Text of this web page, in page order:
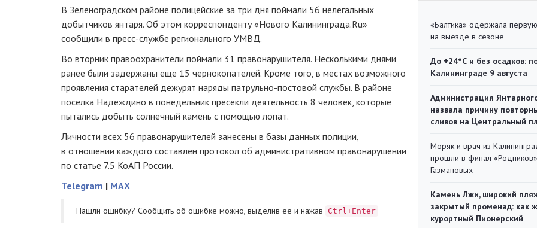
В Зеленоградском районе полицейские за три дня поймали 56 нелегальных
добытчиков янтаря. Об этом корреспонденту «Нового Калининграда.Ru»
сообщили в пресс-службе регионального УМВД.
Во вторник правоохранители поймали 31 правонарушителя. Несколькими днями
ранее были задержаны еще 15 чернокопателей. Кроме того, в местах возможного
проявления старателей дежурят наряды патрульно-постовой службы. В районе
поселка Надеждино в понедельник пресекли деятельность 8 человек, которые
пытались добыть солнечный камень с помощью лопат.
Личности всех 56 правонарушителей занесены в базы данных полиции,
в отношении каждого составлен протокол об административном правонарушении
по статье 7.5 КоАП России.
Telegram | MAX
Нашли ошибку? Cообщить об ошибке можно, выделив ее и нажав Ctrl+Enter
«Балтика» одержала
на выезде в сезоне
До +24°С и без осадков:
Калининграде 9 августа
Администрация
назвала причину
сливов на Центральный
Моряк и врач из
прошли в финал «Родников»
Газмановых
Камень Лжи, широкий
закрытый променад: как
курортный Пионерский